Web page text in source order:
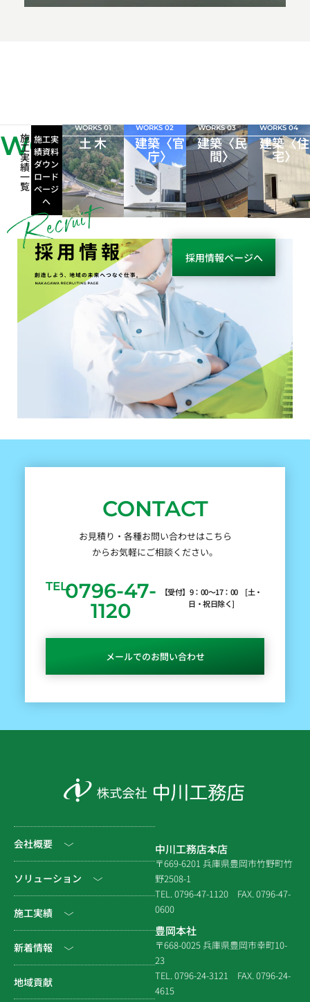
WORKS
施
工
実
績
一
覧
施工実
績資料
ダウン
ロード
ページ
へ
WORKS 01
土 木
WORKS 02
建築〈官
庁〉
WORKS 03
建築〈民
間〉
WORKS 04
建築〈住
宅〉
採用情報 採用情報ページへ
CONTACT
お見積り・各種お問い合わせはこちら
からお気軽にご相談ください。
TEL.0796-47-
1120
【受付】9：00～17：00 [土・
日・祝日除く]
メールでのお問い合わせ
会社概要
社長挨拶
会社沿革
拠点一覧
ソリューション
公共工事
住宅関連
システム建築
施工実績
土木
新着情報
NEWS & EVENT
地域貢献
中川工務店本店
〒669-6201 兵庫県豊岡市竹野町竹
野2508-1
TEL. 0796-47-1120 FAX. 0796-47-
0600
豊岡本社
〒668-0025 兵庫県豊岡市幸町10-
23
TEL. 0796-24-3121 FAX. 0796-24-
4615